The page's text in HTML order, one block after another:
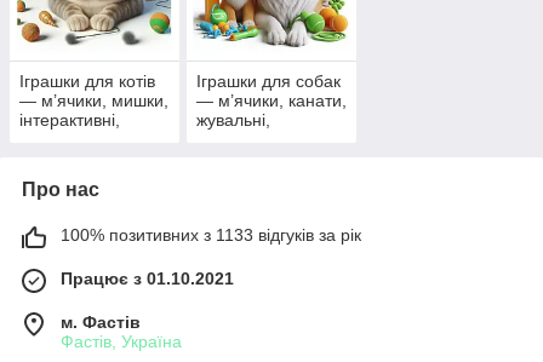
Іграшки для котів
— м’ячики, мишки,
інтерактивні,
Іграшки для собак
— м’ячики, канати,
жувальні,
Про нас
100% позитивних з 1133 відгуків за рік
Працює з 01.10.2021
м. Фастів
Фастів, Україна